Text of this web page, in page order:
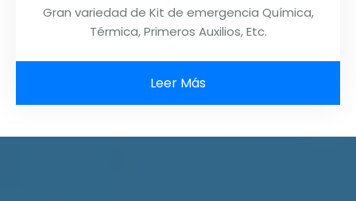
Gran variedad de Kit de emergencia Química,
Térmica, Primeros Auxilios, Etc.
Leer Más